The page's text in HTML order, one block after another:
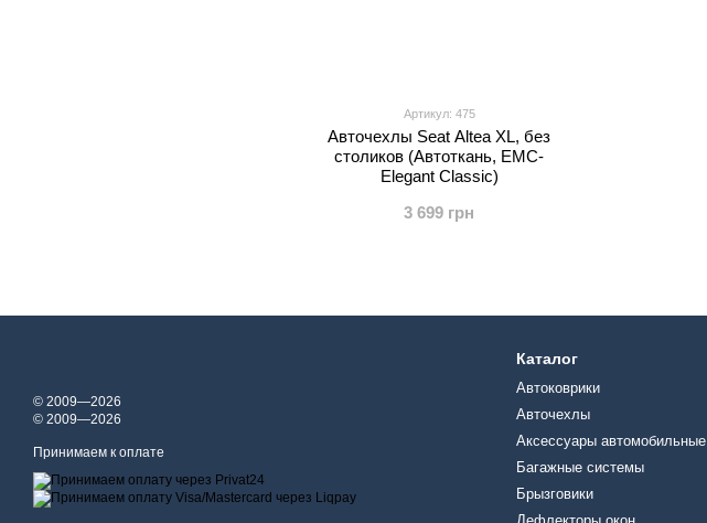
Артикул: 475
Авточехлы Seat Altea XL, без
столиков (Автоткань, EMC-
Elegant Classic)
3 699 грн
© 2009—2026
© 2009—2026
Принимаем к оплате
Каталог
Автоковрики
Авточехлы
Аксессуары автомобильные
Багажные системы
Брызговики